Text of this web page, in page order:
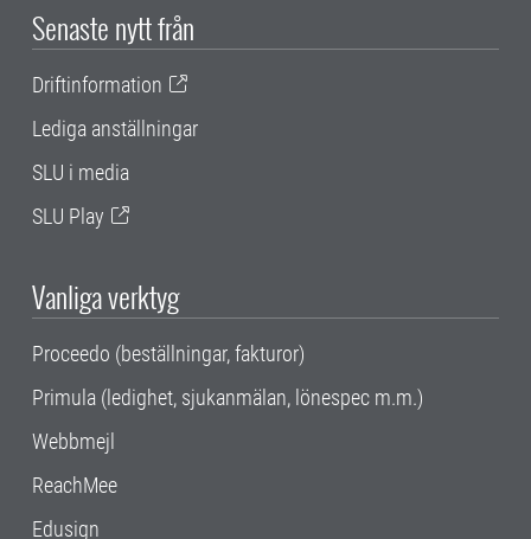
Senaste nytt från
Driftinformation
Lediga anställningar
SLU i media
SLU Play
Vanliga verktyg
Proceedo (beställningar, fakturor)
Primula (ledighet, sjukanmälan, lönespec m.m.)
Webbmejl
ReachMee
Edusign